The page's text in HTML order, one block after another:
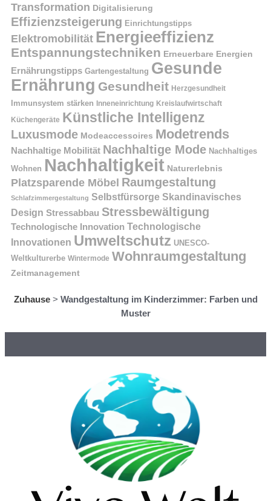
Transformation Digitalisierung
Effizienzsteigerung Einrichtungstipps
Elektromobilität Energieeffizienz
Entspannungstechniken Erneuerbare Energien
Ernährungstipps Gartengestaltung Gesunde
Ernährung Gesundheit Herzgesundheit
Immunsystem stärken Inneneinrichtung Kreislaufwirtschaft
Küchengeräte Künstliche Intelligenz
Luxusmode Modeaccessoires Modetrends
Nachhaltige Mobilität Nachhaltige Mode Nachhaltiges
Wohnen Nachhaltigkeit Naturerlebnis
Platzsparende Möbel Raumgestaltung
Schlafzimmergestaltung Selbstfürsorge Skandinavisches
Design Stressabbau Stressbewältigung
Technologische Innovation Technologische
Innovationen Umweltschutz UNESCO-
Weltkulturerbe Wintermode Wohnraumgestaltung
Zeitmanagement
Zuhause> Wandgestaltung im Kinderzimmer: Farben und
Muster